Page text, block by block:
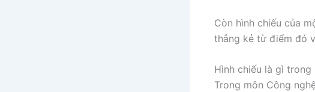
Còn hình chiếu của
thẳng kẻ từ điểm đó
Hình chiếu là gì trong
Trong môn Công